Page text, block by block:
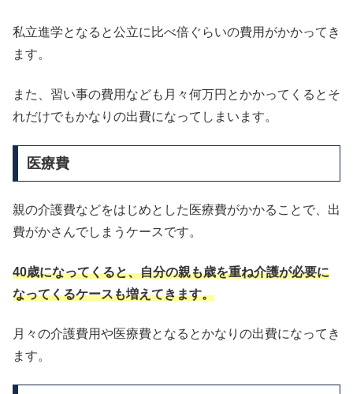
私立進学となると公立に比べ倍ぐらいの費用がかかってき
ます。
また、習い事の費用なども月々何万円とかかってくるとそ
れだけでもかなりの出費になってしまいます。
医療費
親の介護費などをはじめとした医療費がかかることで、出
費がかさんでしまうケースです。
40歳になってくると、自分の親も歳を重ね介護が必要に
なってくるケースも増えてきます。
月々の介護費用や医療費となるとかなりの出費になってき
ます。